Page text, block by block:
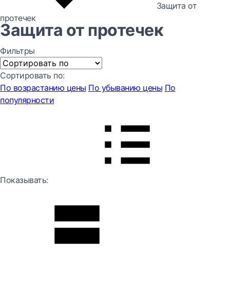
Защита от
протечек
Защита от протечек
Фильтры
Сортировать по:
По возрастанию цены По убыванию цены По
популярности
Показывать: